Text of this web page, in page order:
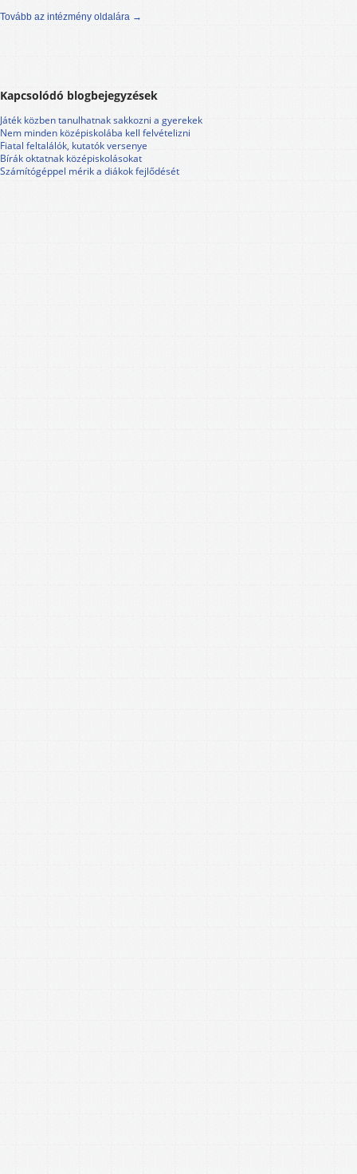
Tovább az intézmény oldalára →
Kapcsolódó blogbejegyzések
Játék közben tanulhatnak sakkozni a gyerekek
Nem minden középiskolába kell felvételizni
Fiatal feltalálók, kutatók versenye
Bírák oktatnak középiskolásokat
Számítógéppel mérik a diákok fejlődését